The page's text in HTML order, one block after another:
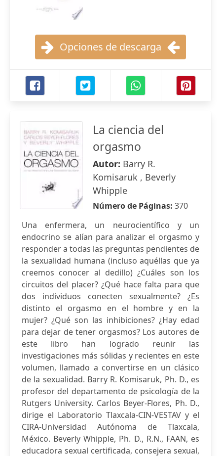
Opciones de descarga
La ciencia del
orgasmo
Autor: Barry R.
Komisaruk , Beverly
Whipple
Número de Páginas: 370
Una enfermera, un neurocientífico y un
endocrino se alían para analizar el orgasmo y
responder a todas las preguntas pendientes de
la sexualidad humana (incluso aquéllas que ya
creemos conocer al dedillo) ¿Cuáles son los
circuitos del placer? ¿Qué hace falta para que
dos individuos conecten sexualmente? ¿Es
distinto el orgasmo en el hombre y en la
mujer? ¿Qué son las inhibiciones? ¿Hay edad
para dejar de tener orgasmos? Los autores de
este libro han logrado reunir las
investigaciones más sólidas y recientes en este
volumen, llamado a convertirse en un clásico
de la sexualidad. Barry R. Komisaruk, Ph. D., es
profesor del departamento de psicología de la
Rutgers University. Carlos Beyer-Flores, Ph. D.,
dirige el Laboratorio Tlaxcala-CIN-VESTAV y el
CIRA-Universidad Autónoma de Tlaxcala,
México. Beverly Whipple, Ph. D., R.N., FAAN, es
educadora sexual certificada, consejera sexual,